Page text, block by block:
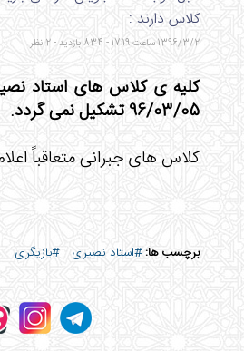
کلاس دارند :
1396/3/2 ساعت 17:19 - 834 بازدید - 2 نظر
کلیه ی کلاس های استاد
96/03/05 تشکیل نمی گردد.
کلاس های جبرانی متعاقباً
برچسب ها:#استاد نصیری #بازیگری